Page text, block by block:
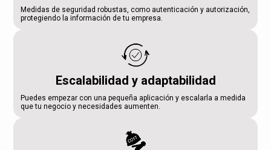
Medidas de seguridad robustas, como autenticación y autorización,
protegiendo la información de tu empresa.
Escalabilidad y adaptabilidad
Puedes empezar con una pequeña aplicación y escalarla a medida
que tu negocio y necesidades aumenten.